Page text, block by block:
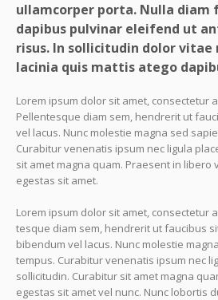
ullamcorper porta. Nulla diam
dapibus pulvinar eleifend ut
risus. In sollicitudin dolor
lacinia quis mattis atego
Lorem ipsum dolor sit amet, consectetur
Pellentesque diam sem, hendrerit ut
vel lacus. Nunc molestie magna sed
Curabitur venenatis ipsum nec ligula
sit amet magna quam. Praesent in
egestas sit amet.
Lorem ipsum dolor sit amet, consectetur
tesque diam sem, hendrerit ut faucibus
bibendum vel lacus. Nunc molestie
tempus. Curabitur venenatis ipsum nec
sollicitudin. Curabitur sit amet magna
egestas sit amet vel nunc. Nunc lobortis